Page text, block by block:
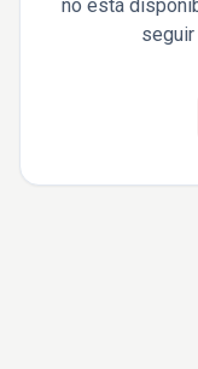
no está
seguir